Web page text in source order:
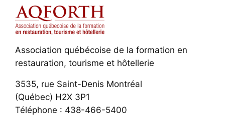
Association québécoise de la formation en
restauration, tourisme et hôtellerie
3535, rue Saint-Denis Montréal
(Québec) H2X 3P1
Téléphone : 438-466-5400